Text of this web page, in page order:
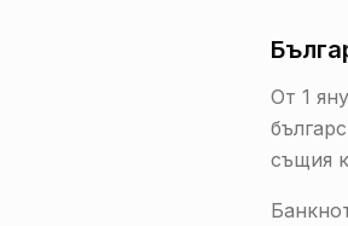
От 1
същия